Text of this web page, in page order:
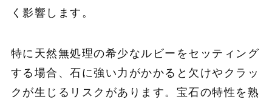
く影響します。
特に天然無処理の希少なルビーをセッティング
する場合、石に強い力がかかると欠けやクラッ
クが生じるリスクがあります。宝石の特性を熟